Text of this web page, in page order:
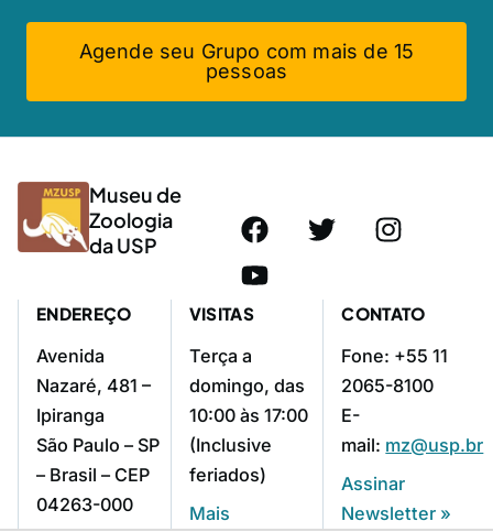
Agende seu Grupo com mais de 15
pessoas
Museu de
Zoologia
da USP
ENDEREÇO
Avenida
Nazaré, 481 –
Ipiranga
São Paulo – SP
– Brasil – CEP
04263-000
VISITAS
Terça a
domingo, das
10:00 às 17:00
(Inclusive
feriados)
Mais
CONTATO
Fone: +55 11
2065-8100
E-
mail: mz@usp.br
Assinar
Newsletter »